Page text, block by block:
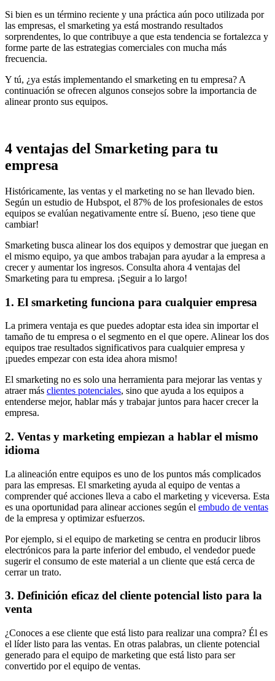
Si bien es un término reciente y una práctica aún poco utilizada por
las empresas, el smarketing ya está mostrando resultados
sorprendentes, lo que contribuye a que esta tendencia se fortalezca y
forme parte de las estrategias comerciales con mucha más
frecuencia.
Y tú, ¿ya estás implementando el smarketing en tu empresa? A
continuación se ofrecen algunos consejos sobre la importancia de
alinear pronto sus equipos.
4 ventajas del Smarketing para tu
empresa
Históricamente, las ventas y el marketing no se han llevado bien.
Según un estudio de Hubspot, el 87% de los profesionales de estos
equipos se evalúan negativamente entre sí. Bueno, ¡eso tiene que
cambiar!
Smarketing busca alinear los dos equipos y demostrar que juegan en
el mismo equipo, ya que ambos trabajan para ayudar a la empresa a
crecer y aumentar los ingresos. Consulta ahora 4 ventajas del
Smarketing para tu empresa. ¡Seguir a lo largo!
1. El smarketing funciona para cualquier empresa
La primera ventaja es que puedes adoptar esta idea sin importar el
tamaño de tu empresa o el segmento en el que opere. Alinear los dos
equipos trae resultados significativos para cualquier empresa y
¡puedes empezar con esta idea ahora mismo!
El smarketing no es solo una herramienta para mejorar las ventas y
atraer más clientes potenciales, sino que ayuda a los equipos a
entenderse mejor, hablar más y trabajar juntos para hacer crecer la
empresa.
2. Ventas y marketing empiezan a hablar el mismo
idioma
La alineación entre equipos es uno de los puntos más complicados
para las empresas. El smarketing ayuda al equipo de ventas a
comprender qué acciones lleva a cabo el marketing y viceversa. Esta
es una oportunidad para alinear acciones según el embudo de ventas
de la empresa y optimizar esfuerzos.
Por ejemplo, si el equipo de marketing se centra en producir libros
electrónicos para la parte inferior del embudo, el vendedor puede
sugerir el consumo de este material a un cliente que está cerca de
cerrar un trato.
3. Definición eficaz del cliente potencial listo para la
venta
¿Conoces a ese cliente que está listo para realizar una compra? Él es
el líder listo para las ventas. En otras palabras, un cliente potencial
generado para el equipo de marketing que está listo para ser
convertido por el equipo de ventas.